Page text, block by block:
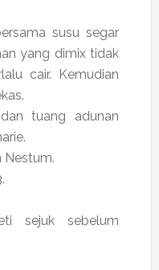
susu segar
yang dimix tidak
cair. Kemudian
tuang adunan
Nestum.
sejuk sebelum